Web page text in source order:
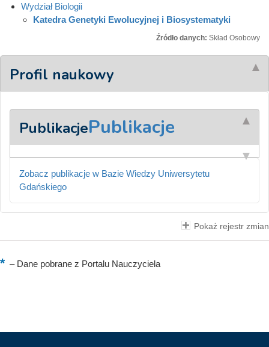
Wydział Biologii
Katedra Genetyki Ewolucyjnej i Biosystematyki
Źródło danych: Skład Osobowy
Profil naukowy
PublikacjePublikacje
Zobacz publikacje w Bazie Wiedzy Uniwersytetu
Gdańskiego
Pokaż rejestr zmian
–Dane pobrane z Portalu Nauczyciela